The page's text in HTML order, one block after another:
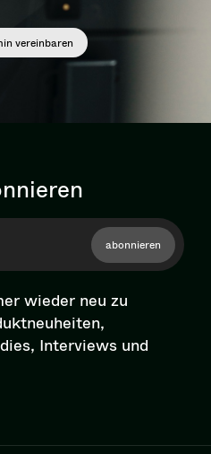
vereinbaren
abonnieren
wieder neu zu
Interviews und